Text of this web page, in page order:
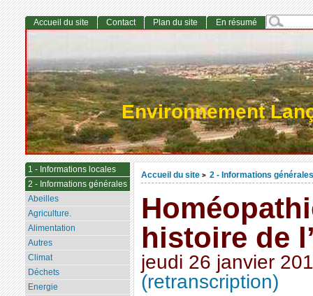
Environnement
Accueil du site > 2 - Informations générales
histoire de
jeudi 26 janvier
(retranscription)
Accueil du site Contact Plan du site En résumé
1 - Informations locales
2 - Informations générales
Abeilles
Agriculture.
Alimentation
Autres
Climat
Déchets
Energie